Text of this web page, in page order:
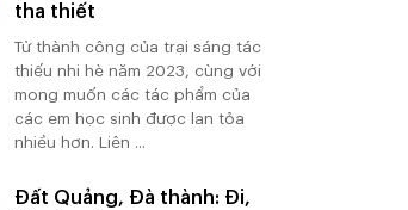
tha thiết
Từ thành công của trại sáng tác
thiếu nhi hè năm 2023, cùng với
mong muốn các tác phẩm của
các em học sinh được lan tỏa
nhiều hơn. Liên ...
Đất Quảng, Đà thành: Đi,